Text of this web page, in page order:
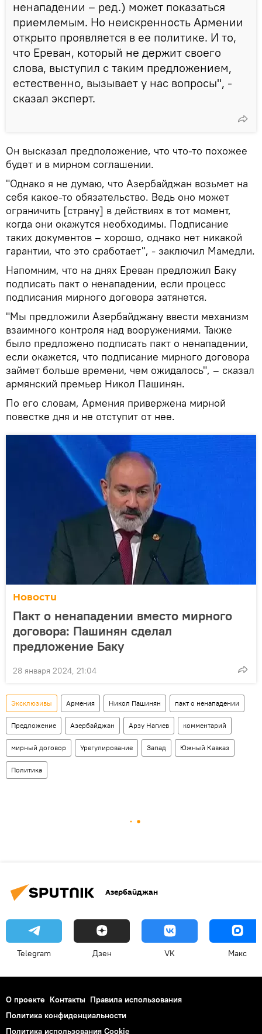
ненападении – ред.) может показаться
приемлемым. Но неискренность Армении
открыто проявляется в ее политике. И то,
что Ереван, который не держит своего
слова, выступил с таким предложением,
естественно, вызывает у нас вопросы", -
сказал эксперт.
Он высказал предположение, что что-то похожее
будет и в мирном соглашении.
"Однако я не думаю, что Азербайджан возьмет на
себя какое-то обязательство. Ведь оно может
ограничить [страну] в действиях в тот момент,
когда они окажутся необходимы. Подписание
таких документов – хорошо, однако нет никакой
гарантии, что это сработает", - заключил Мамедли.
Напомним, что на днях Ереван предложил Баку
подписать пакт о ненападении, если процесс
подписания мирного договора затянется.
"Мы предложили Азербайджану ввести механизм
взаимного контроля над вооружениями. Также
было предложено подписать пакт о ненападении,
если окажется, что подписание мирного договора
займет больше времени, чем ожидалось", – сказал
армянский премьер Никол Пашинян.
По его словам, Армения привержена мирной
повестке дня и не отступит от нее.
Новости
Пакт о ненападении вместо мирного
договора: Пашинян сделал
предложение Баку
28 января 2024, 21:04
Эксклюзивы Армения Никол Пашинян пакт о ненападении
Предложение Азербайджан Арзу Нагиев комментарий
мирный договор Урегулирование Запад Южный Кавказ
Политика
Азербайджан
Telegram Дзен VK Макс
О проекте Контакты Правила использования
Политика конфиденциальности
Политика использования Cookie